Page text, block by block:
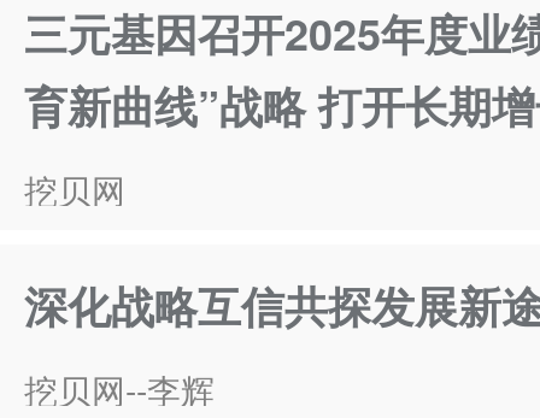
三元基因召开2025年度业
育新曲线”战略 打开长期
挖贝网
深化战略互信共探发展新
挖贝网--李辉